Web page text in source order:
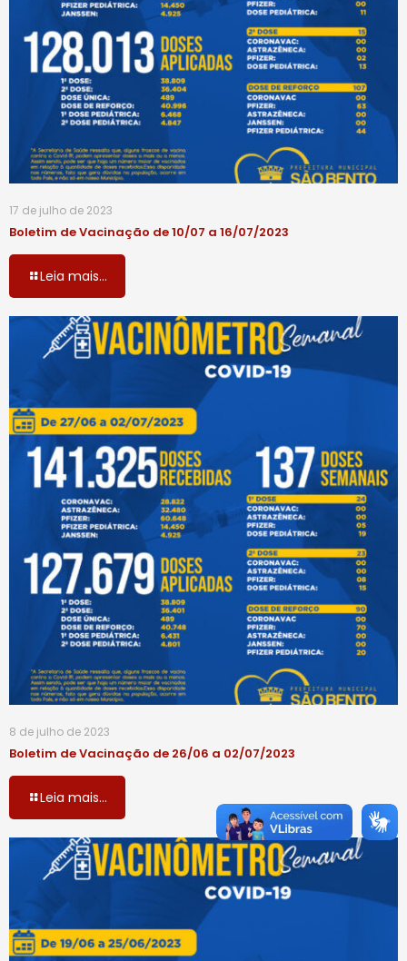
17 de julho de 2023
Boletim de Vacinação de 10/07 a 16/07/2023
Leia mais...
8 de julho de 2023
Boletim de Vacinação de 26/06 a 02/07/2023
Leia mais...